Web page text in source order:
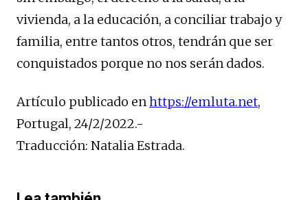
vivienda, a la educación, a conciliar trabajo y
familia, entre tantos otros, tendrán que ser
conquistados porque no nos serán dados.
Artículo publicado enhttps://emluta.net,
Portugal, 24/2/2022.-
Traducción: Natalia Estrada.